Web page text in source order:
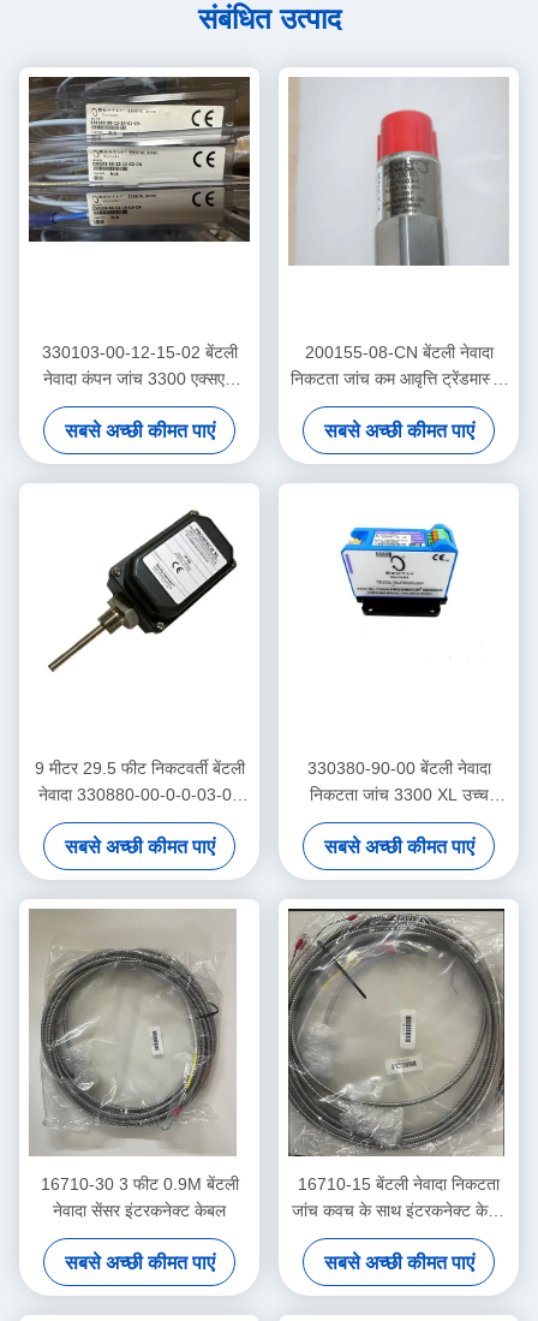
संबंधित उत्पाद
330103-00-12-15-02 बेंटली
नेवादा कंपन जांच 3300 एक्सएल
निकटता सेंसर
सबसे अच्छी कीमत पाएं
200155-08-CN बेंटली नेवादा
निकटता जांच कम आवृत्ति ट्रेंडमास्टर
प्रो त्वरक
सबसे अच्छी कीमत पाएं
9 मीटर 29.5 फीट निकटवर्ती बेंटली
नेवादा 330880-00-0-0-03-02
PROXPAC निकटवर्ती ट्रांसड्यूसर
विधानसभा
सबसे अच्छी कीमत पाएं
330380-90-00 बेंटली नेवादा
निकटता जांच 3300 XL उच्च
तापमान निकटता सेंसर
सबसे अच्छी कीमत पाएं
16710-30 3 फीट 0.9M बेंटली
नेवादा सेंसर इंटरकनेक्ट केबल
सबसे अच्छी कीमत पाएं
16710-15 बेंटली नेवादा निकटता
जांच कवच के साथ इंटरकनेक्ट केबल
-15 - सी
सबसे अच्छी कीमत पाएं